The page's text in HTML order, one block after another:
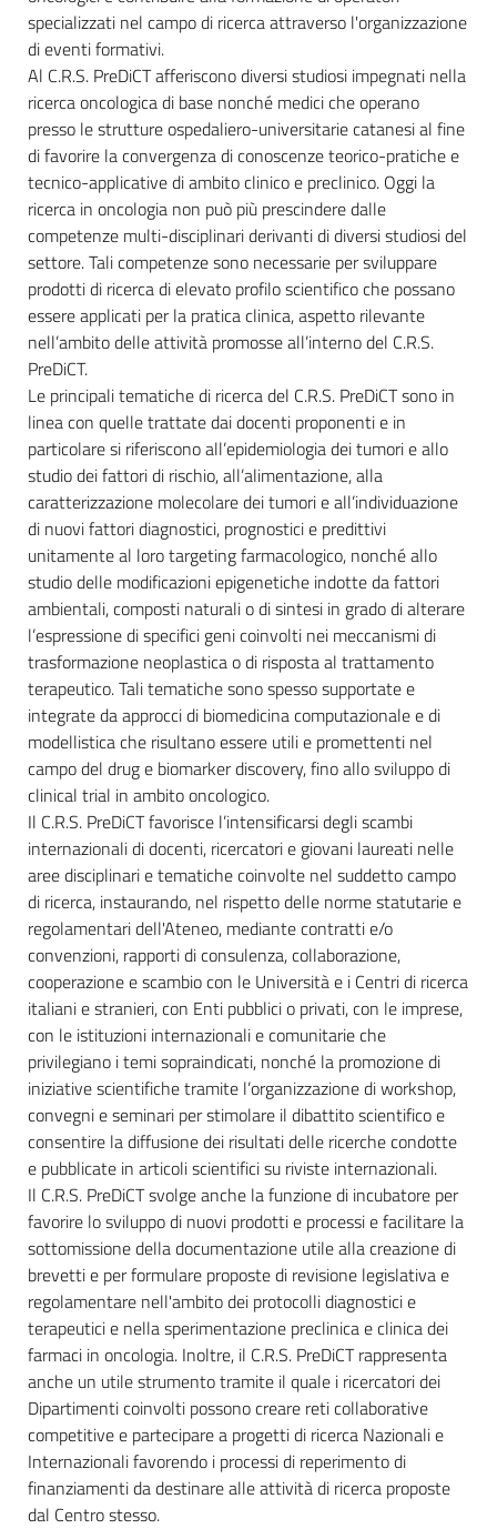
specializzati nel campo di ricerca attraverso l'organizzazione
di eventi formativi.
Al C.R.S. PreDiCT afferiscono diversi studiosi impegnati nella
ricerca oncologica di base nonché medici che operano
presso le strutture ospedaliero-universitarie catanesi al fine
di favorire la convergenza di conoscenze teorico-pratiche e
tecnico-applicative di ambito clinico e preclinico. Oggi la
ricerca in oncologia non può più prescindere dalle
competenze multi-disciplinari derivanti di diversi studiosi del
settore. Tali competenze sono necessarie per sviluppare
prodotti di ricerca di elevato profilo scientifico che possano
essere applicati per la pratica clinica, aspetto rilevante
nell’ambito delle attività promosse all’interno del C.R.S.
PreDiCT.
Le principali tematiche di ricerca del C.R.S. PreDiCT sono in
linea con quelle trattate dai docenti proponenti e in
particolare si riferiscono all’epidemiologia dei tumori e allo
studio dei fattori di rischio, all’alimentazione, alla
caratterizzazione molecolare dei tumori e all’individuazione
di nuovi fattori diagnostici, prognostici e predittivi
unitamente al loro targeting farmacologico, nonché allo
studio delle modificazioni epigenetiche indotte da fattori
ambientali, composti naturali o di sintesi in grado di alterare
l’espressione di specifici geni coinvolti nei meccanismi di
trasformazione neoplastica o di risposta al trattamento
terapeutico. Tali tematiche sono spesso supportate e
integrate da approcci di biomedicina computazionale e di
modellistica che risultano essere utili e promettenti nel
campo del drug e biomarker discovery, fino allo sviluppo di
clinical trial in ambito oncologico.
Il C.R.S. PreDiCT favorisce l’intensificarsi degli scambi
internazionali di docenti, ricercatori e giovani laureati nelle
aree disciplinari e tematiche coinvolte nel suddetto campo
di ricerca, instaurando, nel rispetto delle norme statutarie e
regolamentari dell'Ateneo, mediante contratti e/o
convenzioni, rapporti di consulenza, collaborazione,
cooperazione e scambio con le Università e i Centri di ricerca
italiani e stranieri, con Enti pubblici o privati, con le imprese,
con le istituzioni internazionali e comunitarie che
privilegiano i temi sopraindicati, nonché la promozione di
iniziative scientifiche tramite l’organizzazione di workshop,
convegni e seminari per stimolare il dibattito scientifico e
consentire la diffusione dei risultati delle ricerche condotte
e pubblicate in articoli scientifici su riviste internazionali.
Il C.R.S. PreDiCT svolge anche la funzione di incubatore per
favorire lo sviluppo di nuovi prodotti e processi e facilitare la
sottomissione della documentazione utile alla creazione di
brevetti e per formulare proposte di revisione legislativa e
regolamentare nell'ambito dei protocolli diagnostici e
terapeutici e nella sperimentazione preclinica e clinica dei
farmaci in oncologia. Inoltre, il C.R.S. PreDiCT rappresenta
anche un utile strumento tramite il quale i ricercatori dei
Dipartimenti coinvolti possono creare reti collaborative
competitive e partecipare a progetti di ricerca Nazionali e
Internazionali favorendo i processi di reperimento di
finanziamenti da destinare alle attività di ricerca proposte
dal Centro stesso.